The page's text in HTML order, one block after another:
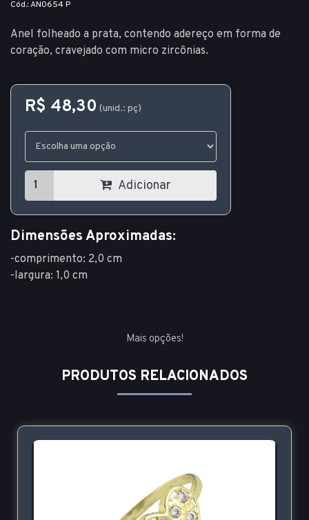
Cód.: AN0654 P
Anel folheado a prata, contendo adereço em forma de
coração, cravejado com micro zircônias.
R$ 48,30 (unid.: pç)
Adicionar
Dimensões Aproximadas:
-comprimento: 2,0 cm
-largura: 1,0 cm
Mais opções!
PRODUTOS RELACIONADOS